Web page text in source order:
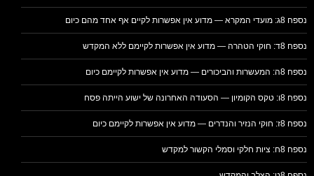
נספח 8ג: מועדי המקרא — מדוע אין אפשרות לקיים אף אחד מהם כיום
נספח 8ד: חוקי הטהרה — מדוע אין אפשרות לקיימם ללא המקדש
נספח 8ה: המעשרות והביכורים — מדוע אין אפשרות לקיימם כיום
נספח 8ו: טקס הקומיון — הסעודה האחרונה של ישוע הייתה פסח
נספח 8ז: חוקי הנזיר והנדרים — מדוע אין אפשרות לקיימם כיום
נספח 8ח: ציות חלקי וסמלי הקשור למקדש